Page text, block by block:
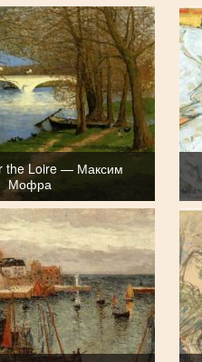
the Loire — Максим
Мофра